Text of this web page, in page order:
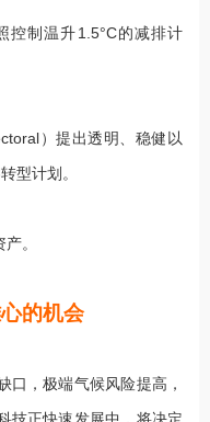
制温升1.5°C的减排计
）提出透明、稳健以
型计划。
。
的机会
口，极端气候风险提高，